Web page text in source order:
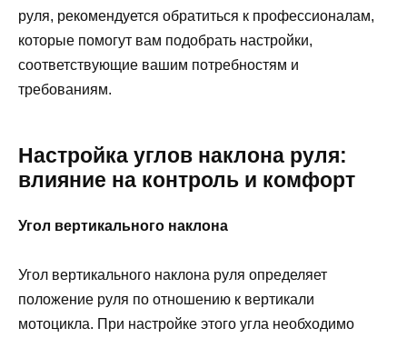
руля, рекомендуется обратиться к профессионалам,
которые помогут вам подобрать настройки,
соответствующие вашим потребностям и
требованиям.
Настройка углов наклона руля:
влияние на контроль и комфорт
Угол вертикального наклона
Угол вертикального наклона руля определяет
положение руля по отношению к вертикали
мотоцикла. При настройке этого угла необходимо